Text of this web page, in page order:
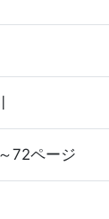
72ページ